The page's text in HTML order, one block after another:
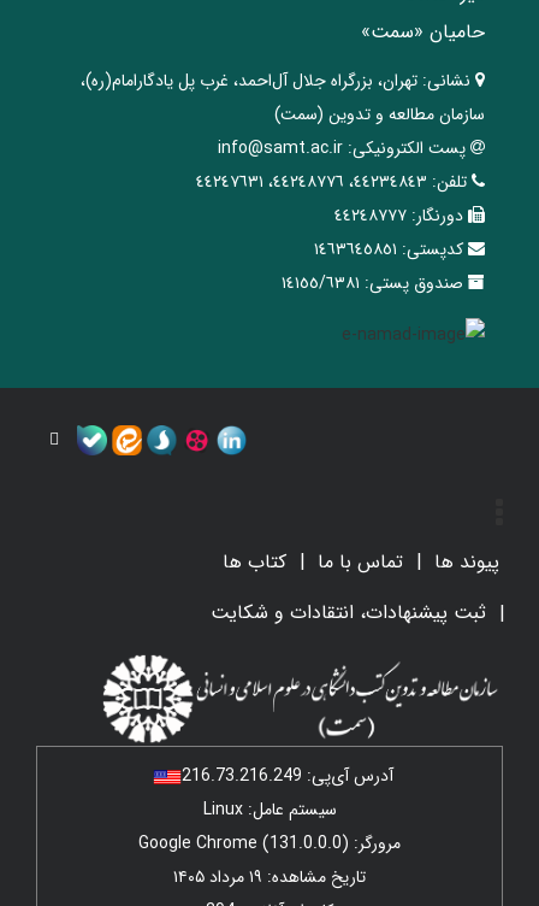
حامیان «سمت»
نشانی: تهران، ‌بزرگراه ‌جلال آل‌احمد، غرب پل يادگار‌امام(ره)‌،
سازمان مطالعه و تدوین‌ (سمت)
پست الکترونیکی: info@samt.ac.ir
تلفن: ٤٤٢٣٤٨٤٣، ٤٤٢٤٨٧٧٦، ٤٤٢٤٧٦٣١
دورنگار: ٤٤٢٤٨٧٧٧
کدپستی: ١٤٦٣٦٤٥٨٥١
صندوق پستی: ١٤١٥٥/٦٣٨١
پیوند ها تماس با ما
کتاب ها
ثبت پیشنهادات، انتقادات و شکایت
آدرس آی‌پی: 216.73.216.249
سیستم عامل: Linux
مرورگر: Google Chrome (131.0.0.0)
تاریخ مشاهده: ۱۹ مرداد ۱۴۰۵